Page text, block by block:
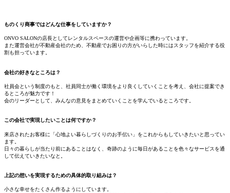
ものくり商事ではどんな仕事をしていますか？
ONVO SALONの店長としてレンタルスペースの運営や企画等に携わっています。
また運営会社が不動産会社のため、不動産でお困りの方がいらした時にはスタッフを紹介する役
割も担っています。
会社の好きなところは？
社員会という制度のもと、社員同士が働く環境をより良くしていくことを考え、会社に提案でき
るところが魅力です！
会のリーダーとして、みんなの意見をまとめていくことを学んでいるところです。
この会社で実現したいことは何ですか？
来店されたお客様に「心地よい暮らしづくりのお手伝い」をこれからもしていきたいと思ってい
ます。
日々の暮らしが当たり前にあることはなく、奇跡のように毎日があることを色々なサービスを通
して伝えていきたいなと。
上記の想いを実現するための具体的取り組みは？
小さな幸せをたくさん作るようにしています。